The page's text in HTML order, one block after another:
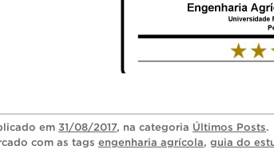
em 31/08/2017, na categoria Últimos Posts.
com as tags engenharia agrícola, guia do